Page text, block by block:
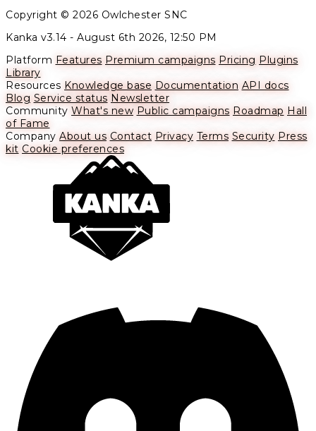
Copyright © 2026 Owlchester SNC
Kanka v3.14 - August 6th 2026, 12:50 PM
Platform Features Premium campaigns Pricing Plugins
Library
Resources Knowledge base Documentation API docs
Blog Service status Newsletter
Community What's new Public campaigns Roadmap Hall
of Fame
Company About us Contact Privacy Terms Security Press
kit Cookie preferences